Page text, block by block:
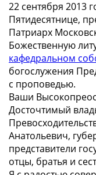
22 сентября 2013
Пятидесятнице,
Патриарх
Божественную
кафедральном
богослужения
с проповедью.
Ваши
Досточтимый
Анатольевич,
представители
отцы, братья и